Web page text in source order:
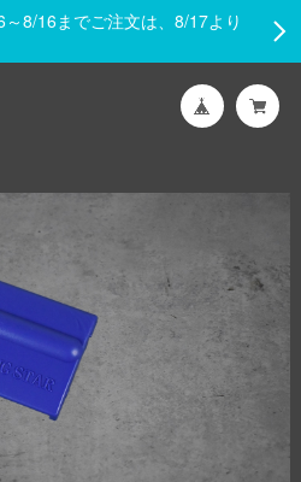
8/16までご注文は、8/17より